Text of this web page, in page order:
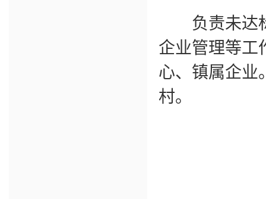
负责未达标
企业管理等工
心、镇属企业
村。